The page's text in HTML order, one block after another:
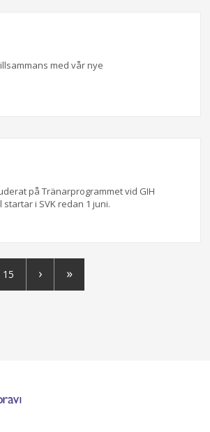
med vår nye
på Tränarprogrammet vid GIH
i SVK redan 1 juni.
› »
15